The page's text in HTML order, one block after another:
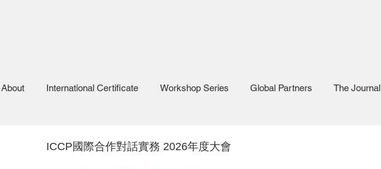
About International Certificate Workshop Series Global Partners The Journal
ICCP國際合作對話實務 2026年度大會